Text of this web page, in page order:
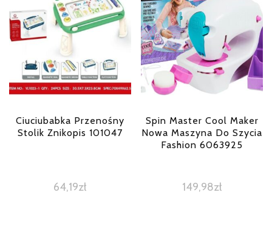
Ciuciubabka Przenośny
Stolik Znikopis 101047
64,19zł
Spin Master Cool Maker
Nowa Maszyna Do Szycia
Fashion 6063925
149,98zł